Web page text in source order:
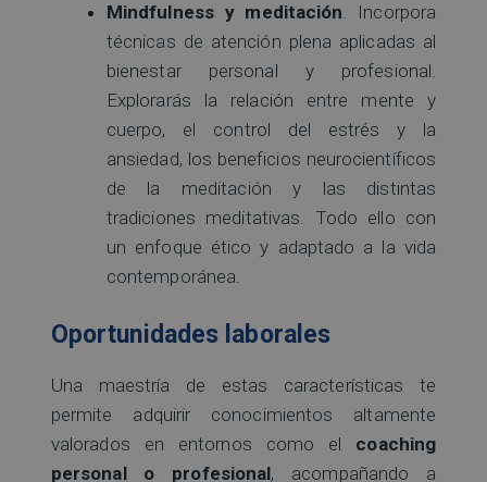
Mindfulness y meditación. Incorpora
técnicas de atención plena aplicadas al
bienestar personal y profesional.
Explorarás la relación entre mente y
cuerpo, el control del estrés y la
ansiedad, los beneficios neurocientíficos
de la meditación y las distintas
tradiciones meditativas. Todo ello con
un enfoque ético y adaptado a la vida
contemporánea.
Oportunidades laborales
Una maestría de estas características te
permite adquirir conocimientos altamente
valorados en entornos como el coaching
personal o profesional, acompañando a